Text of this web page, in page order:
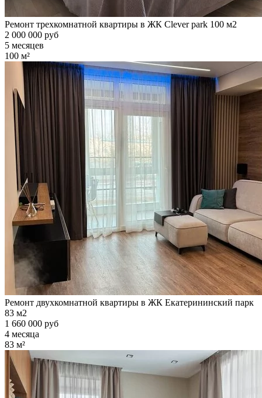
Ремонт трехкомнатной квартиры в ЖК Clever park 100 м2
2 000 000 руб
5 месяцев
100 м²
Ремонт двухкомнатной квартиры в ЖК Екатерининский парк
83 м2
1 660 000 руб
4 месяца
83 м²